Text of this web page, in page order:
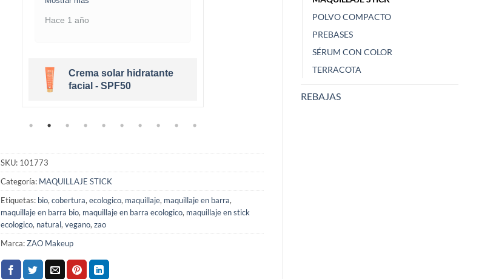
POLVO COMPACTO
PREBASES
SÉRUM CON COLOR
TERRACOTA
REBAJAS
Hace 1 año
Crema solar hidratante
facial - SPF50
Sacapuntas Zao
SKU: 101773
Categoría: MAQUILLAJE STICK
Etiquetas: bio, cobertura, ecologico, maquillaje, maquillaje en barra,
maquillaje en barra bio, maquillaje en barra ecologico, maquillaje en stick
ecologico, natural, vegano, zao
Marca:ZAO Makeup